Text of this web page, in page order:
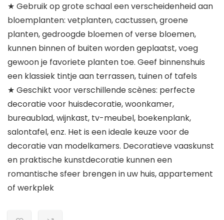
★ Gebruik op grote schaal een verscheidenheid aan
bloemplanten: vetplanten, cactussen, groene
planten, gedroogde bloemen of verse bloemen,
kunnen binnen of buiten worden geplaatst, voeg
gewoon je favoriete planten toe. Geef binnenshuis
een klassiek tintje aan terrassen, tuinen of tafels
★ Geschikt voor verschillende scènes: perfecte
decoratie voor huisdecoratie, woonkamer,
bureaublad, wijnkast, tv-meubel, boekenplank,
salontafel, enz. Het is een ideale keuze voor de
decoratie van modelkamers. Decoratieve vaaskunst
en praktische kunstdecoratie kunnen een
romantische sfeer brengen in uw huis, appartement
of werkplek